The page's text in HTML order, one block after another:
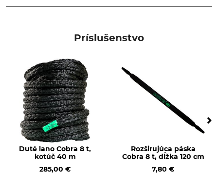
stromu
Označenie modelu
Príslušenstvo
Duté lano Cobra 8 t,
kotúč 40 m
285,00 €
Rozširujúca páska
Cobra 8 t, dĺžka 120 cm
7,80 €